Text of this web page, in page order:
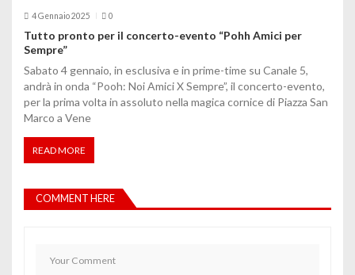
4 Gennaio 2025 0
Tutto pronto per il concerto-evento “Pohh Amici per
Sempre”
Sabato 4 gennaio, in esclusiva e in prime-time su Canale 5,
andrà in onda “Pooh: Noi Amici X Sempre”, il concerto-evento,
per la prima volta in assoluto nella magica cornice di Piazza San
Marco a Vene
READ MORE
COMMENT HERE